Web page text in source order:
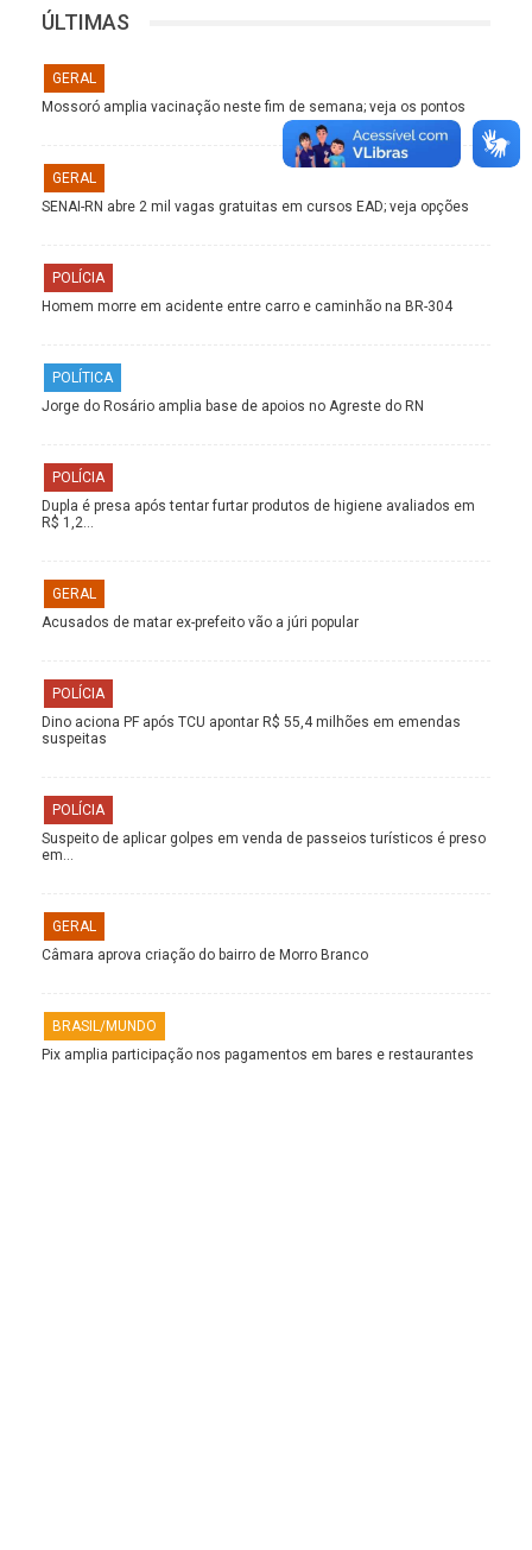
ÚLTIMAS
GERAL
Mossoró amplia vacinação neste fim de semana; veja os pontos
GERAL
SENAI-RN abre 2 mil vagas gratuitas em cursos EAD; veja opções
POLÍCIA
Homem morre em acidente entre carro e caminhão na BR-304
POLÍTICA
Jorge do Rosário amplia base de apoios no Agreste do RN
POLÍCIA
Dupla é presa após tentar furtar produtos de higiene avaliados em
R$ 1,2…
GERAL
Acusados de matar ex-prefeito vão a júri popular
POLÍCIA
Dino aciona PF após TCU apontar R$ 55,4 milhões em emendas
suspeitas
POLÍCIA
Suspeito de aplicar golpes em venda de passeios turísticos é preso
em…
GERAL
Câmara aprova criação do bairro de Morro Branco
BRASIL/MUNDO
Pix amplia participação nos pagamentos em bares e restaurantes